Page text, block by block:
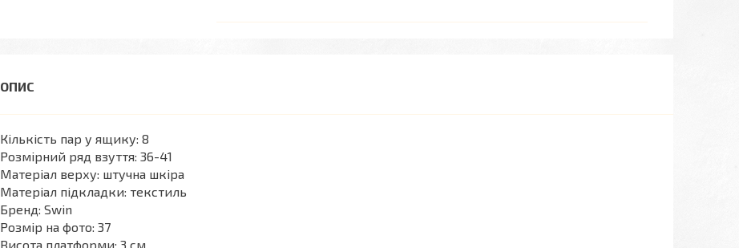
Кількість пар у ящику: 8
Розмірний ряд взуття: 36-41
Матеріал верху: штучна шкіра
Матеріал підкладки: текстиль
Бренд: Swin
Розмір на фото: 37
Висота платформи: 3 см